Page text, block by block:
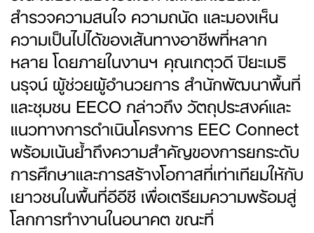
สำรวจความสนใจ ความถนัด และมองเห็น
ความเป็นไปได้ของเส้นทางอาชีพที่หลาก
หลาย โดยภายในงานฯ คุณเกตุวดี ปิยะเมธิ
นรุจน์ ผู้ช่วยผู้อำนวยการ สำนักพัฒนาพื้นที่
และชุมชน EECO กล่าวถึง วัตถุประสงค์และ
แนวทางการดำเนินโครงการ EEC Connect
พร้อมเน้นย้ำถึงความสำคัญของการยกระดับ
การศึกษาและการสร้างโอกาสที่เท่าเทียมให้กับ
เยาวชนในพื้นที่อีอีซี เพื่อเตรียมความพร้อมสู่
โลกการทำงานในอนาคต ขณะที่